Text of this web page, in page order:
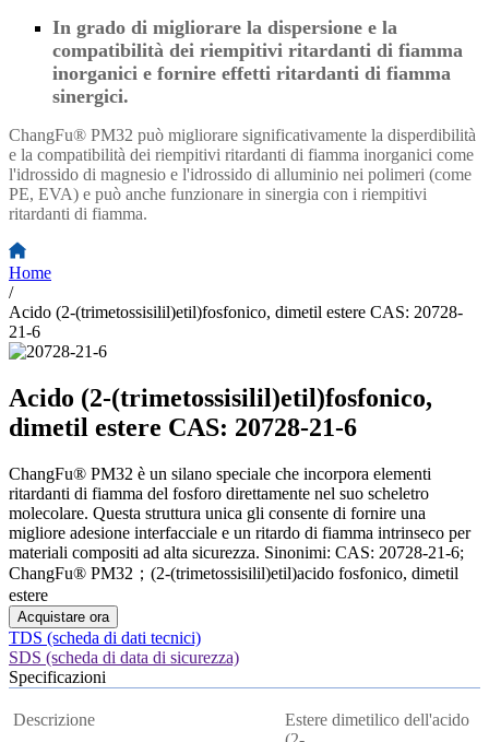
In grado di migliorare la dispersione e la
compatibilità dei riempitivi ritardanti di fiamma
inorganici e fornire effetti ritardanti di fiamma
sinergici.
ChangFu® PM32 può migliorare significativamente la disperdibilità
e la compatibilità dei riempitivi ritardanti di fiamma inorganici come
l'idrossido di magnesio e l'idrossido di alluminio nei polimeri (come
PE, EVA) e può anche funzionare in sinergia con i riempitivi
ritardanti di fiamma.
Home
/
Acido (2-(trimetossisilil)etil)fosfonico, dimetil estere CAS: 20728-
21-6
Acido (2-(trimetossisilil)etil)fosfonico,
dimetil estere CAS: 20728-21-6
ChangFu® PM32 è un silano speciale che incorpora elementi
ritardanti di fiamma del fosforo direttamente nel suo scheletro
molecolare. Questa struttura unica gli consente di fornire una
migliore adesione interfacciale e un ritardo di fiamma intrinseco per
materiali compositi ad alta sicurezza. Sinonimi: CAS: 20728-21-6;
ChangFu® PM32；(2-(trimetossisilil)etil)acido fosfonico, dimetil
estere
Acquistare ora
TDS (scheda di dati tecnici)
SDS (scheda di data di sicurezza)
Specificazioni
Descrizione
Estere dimetilico dell'acido